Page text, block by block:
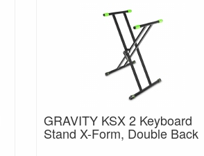
GRAVITY KSX 2 Keyboard
Stand X-Form, Double Back